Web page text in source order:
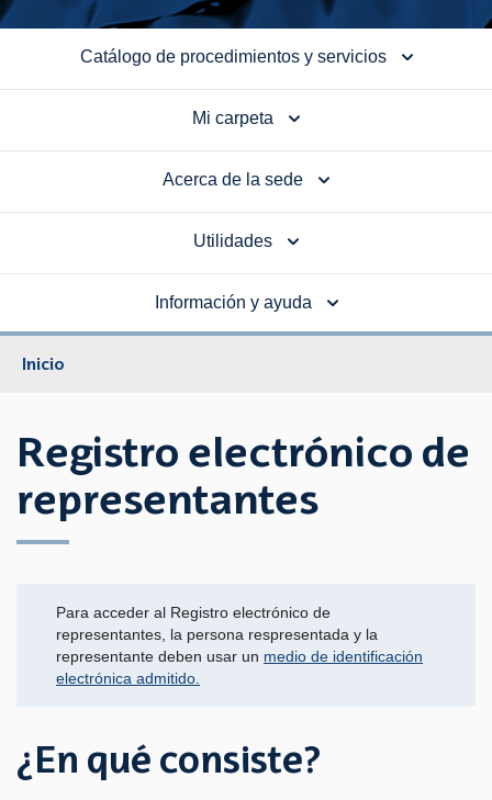
Catálogo de procedimientos y servicios
Mi carpeta
Acerca de la sede
Utilidades
Información y ayuda
Inicio
Registro electrónico de
representantes
Para acceder al Registro electrónico de
representantes, la persona respresentada y la
representante deben usar un medio de identificación
electrónica admitido.
¿En qué consiste?